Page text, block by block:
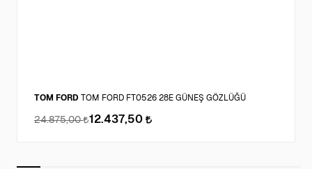
TOM FORD TOM FORD FT0526 28E GÜNEŞ GÖZLÜĞÜ
24.875,00 12.437,50